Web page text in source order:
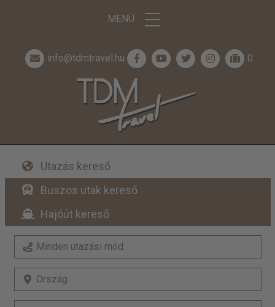
MENÜ
info@tdmtravel.hu 0
Utazás kereső
Buszos utak kereső
Hajóút kereső